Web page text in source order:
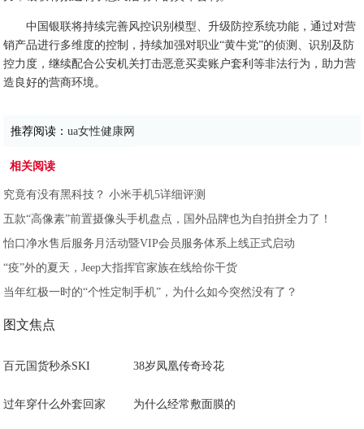
中国银联将持续完善风控识别模型、升级防控系统功能，通过对营
销产品进行多维度的控制，持续加强对职业“黄牛党”的侦测、识别及防
控力度，继续配合公安机关打击恶意买卖账户套利等非法行为，助力营
造良好的营商环境。
推荐阅读：ua女性健康网
相关阅读
究竟有没有黑科技？ 小米手机5详细评测
五款“高像素”前置摄像头手机盘点，国外品牌也为自拍拼全力了！
怡口净水售后服务月活动暨VIP会员服务体系上线正式启动
“疫”外的夏天，Jeep大指挥官家族在线给你干货
当年红极一时的“个性定制手机”，为什么如今突然没有了？
图文焦点
百元国货秒杀SKI 38岁凤凰传奇玲花
过年穿什么外套回家 为什么经常敷面膜的